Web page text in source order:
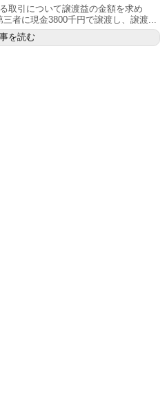
取引について譲渡益の金額を求め
者に現金3800千円で譲渡し、譲渡...
を読む